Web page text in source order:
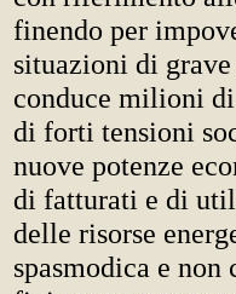
finendo per
situazioni di
conduce milioni di
di forti tensioni
nuove potenze
di fatturati e di
delle risorse
spasmodica e